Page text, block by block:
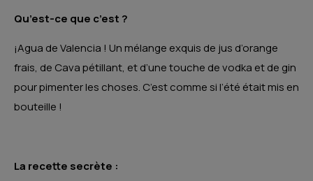
Qu’est-ce que c’est ?
¡Agua de Valencia ! Un mélange exquis de jus d’orange
frais, de Cava pétillant, et d’une touche de vodka et de gin
pour pimenter les choses. C’est comme si l’été était mis en
bouteille !
La recette secrète :